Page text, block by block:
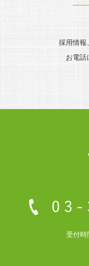
採用情報
お電話
受付時